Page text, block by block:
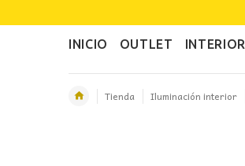
INICIO OUTLET INTERIOR
Tienda Iluminación interior